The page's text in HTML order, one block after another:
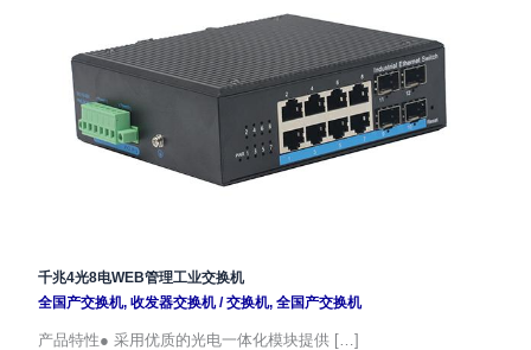
千兆4光8电WEB管理工业交换机
全国产交换机, 收发器交换机/交换机, 全国产交换机
产品特性● 采用优质的光电一体化模块提供 […]